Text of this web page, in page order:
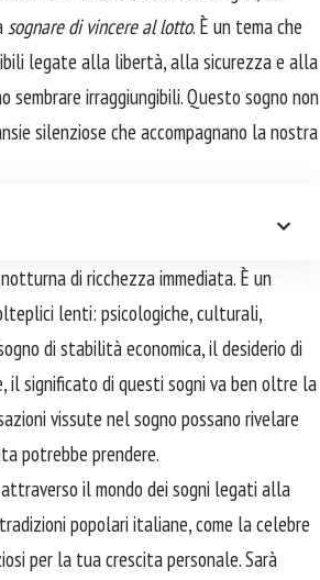
sognare di vincere al lotto. È un tema che
legate alla libertà, alla sicurezza e alla
irraggiungibili. Questo sogno non
silenziose che accompagnano la nostra
di ricchezza immediata. È un
lenti: psicologiche, culturali,
di stabilità economica, il desiderio di
il significato di questi sogni va ben oltre la
vissute nel sogno possano rivelare
potrebbe prendere.
il mondo dei sogni legati alla
popolari italiane, come la celebre
per la tua crescita personale. Sarà